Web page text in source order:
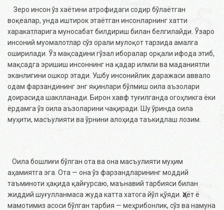
Зеро инсон ўз хаётини атрофидаги содир бўлаётган
воқеалар, унда иштирок этаётган инсонларнинг хатти
харакатларига муносабат билдириш билан белгилайди. Ўзаро
инсоний муомалотлар сўз орали мулоқот тарзида амалга
оширилади. Ўз мақсадини гўзал иборалар орқали ифода этиб,
мақсадга эришиш инсоннинг на қадар илмли ва маданиятли
эканлигини ошкор этади. Ушбу инсонийлик даражаси аввало
одам фарзандининг энг яқинлари бўлмиш оила аъзолари
доирасида шаклланади. Бирон хавф туғилганда огоҳликга ёки
ёрдамга ўз оила аъзоларини чақиради. Шу ўринда оила
муҳити, масъулияти ва ўрнини алоҳида таъкидлаш лозим.
Оила бошлиғи бўлган ота ва она масъулияти муҳим
аҳамиятга эга. Ота — она ўз фарзандларининг моддий
таъминоти ҳақида қайғурсаю, маънавий тарбияси билан
жиддий шуғулланмаса жуда катта хатога йўл қўяди. Ҳаёт ё
мамотимиз асоси бўлган тарбия — меҳрибонлик, сўз ва намуна